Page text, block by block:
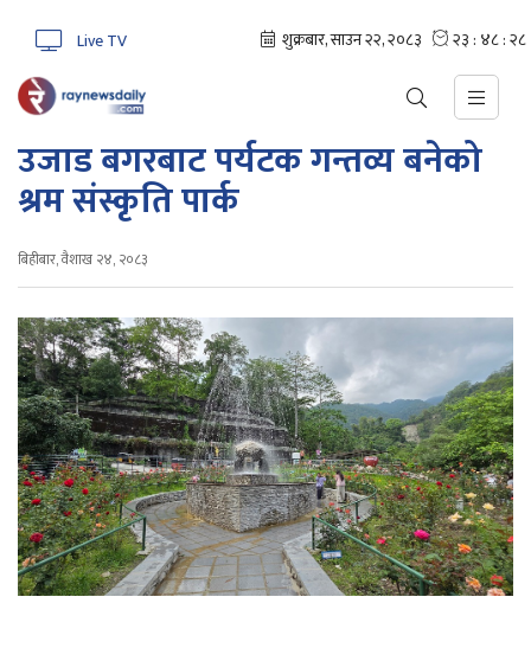
Live TV
उजाड बगरबाट पर्यटक गन्तव्य बनेको
श्रम संस्कृति पार्क
बिहीबार, वैशाख २४, २०८३